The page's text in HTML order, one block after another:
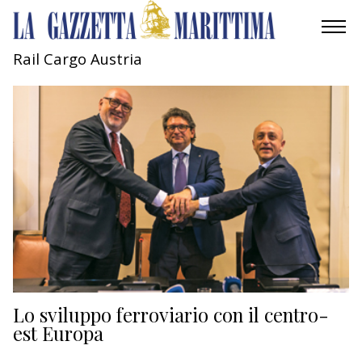
AMBIENTE
INDUSTRIA
RICERCA
ECONOMIA
TURISMO
CULTURA
Rail Cargo Austria
Lo sviluppo ferroviario con il centro-
est Europa